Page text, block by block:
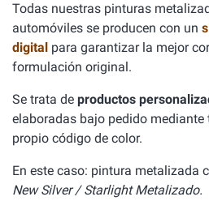
Todas nuestras pinturas
automóviles se producen con un
digital para garantizar la mejor
formulación original.
Se trata de productos
elaboradas bajo pedido mediante
propio código de color.
En este caso: pintura metalizada
New Silver / Starlight Metalizado.